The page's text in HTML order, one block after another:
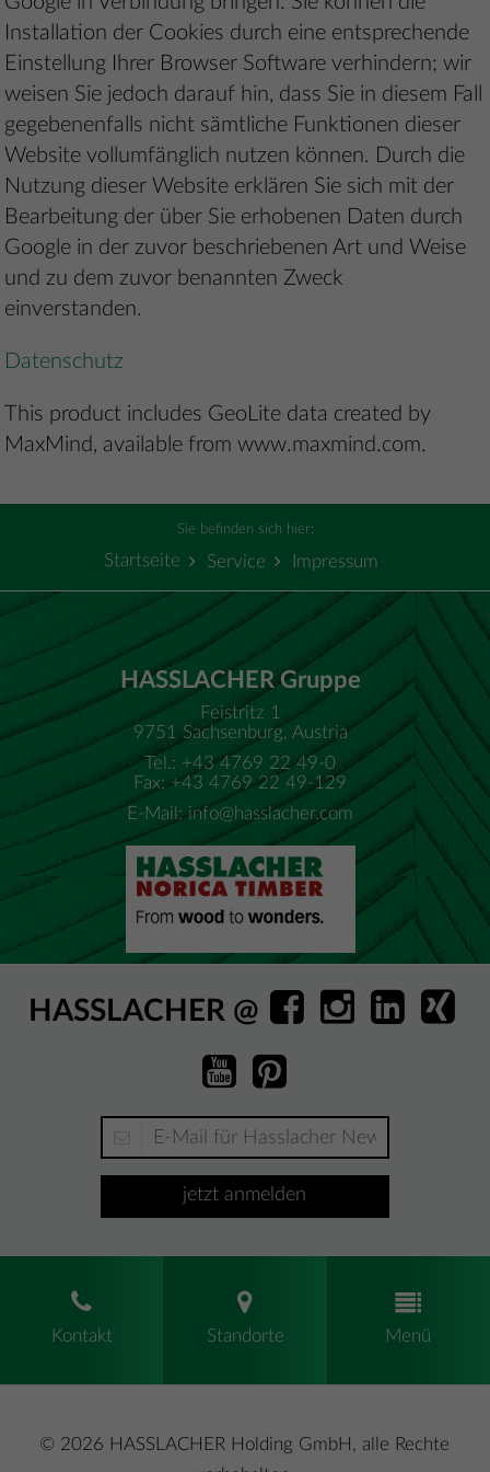
Installation der Cookies durch eine entsprechende
Einstellung Ihrer Browser Software verhindern; wir
weisen Sie jedoch darauf hin, dass Sie in diesem Fall
gegebenenfalls nicht sämtliche Funktionen dieser
Website vollumfänglich nutzen können. Durch die
Nutzung dieser Website erklären Sie sich mit der
Bearbeitung der über Sie erhobenen Daten durch
Google in der zuvor beschriebenen Art und Weise
und zu dem zuvor benannten Zweck
einverstanden.
Datenschutz
This product includes GeoLite data created by
MaxMind, available from www.maxmind.com.
Sie befinden sich hier:
Startseite Service Impressum
HASSLACHER Gruppe
Feistritz 1
9751 Sachsenburg, Austria
Tel.: +43 4769 22 49-0
Fax: +43 4769 22 49-129
E-Mail: info@hasslacher.com
HASSLACHER @
jetzt anmelden
Kontakt Standorte Menü
© 2026 HASSLACHER Holding GmbH, alle Rechte